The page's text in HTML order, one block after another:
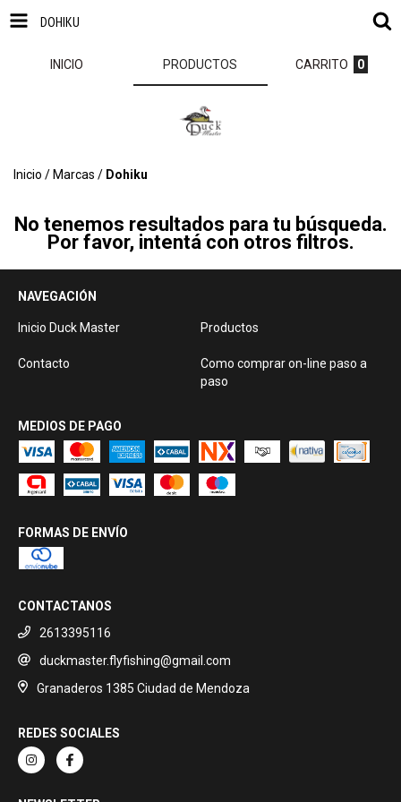
DOHIKU
INICIO PRODUCTOS CARRITO 0
Inicio / Marcas / Dohiku
No tenemos resultados para tu búsqueda.
Por favor, intentá con otros filtros.
NAVEGACIÓN
Inicio Duck Master Productos
Contacto
Como comprar on-line paso a
paso
MEDIOS DE PAGO
FORMAS DE ENVÍO
CONTACTANOS
2613395116
duckmaster.flyfishing@gmail.com
Granaderos 1385 Ciudad de Mendoza
REDES SOCIALES